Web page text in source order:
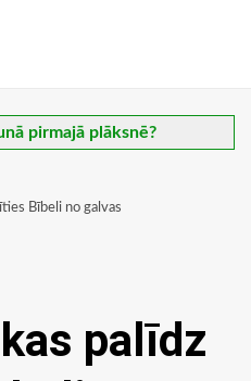
pirmajā plāksnē?
Bībeli no galvas
palīdz